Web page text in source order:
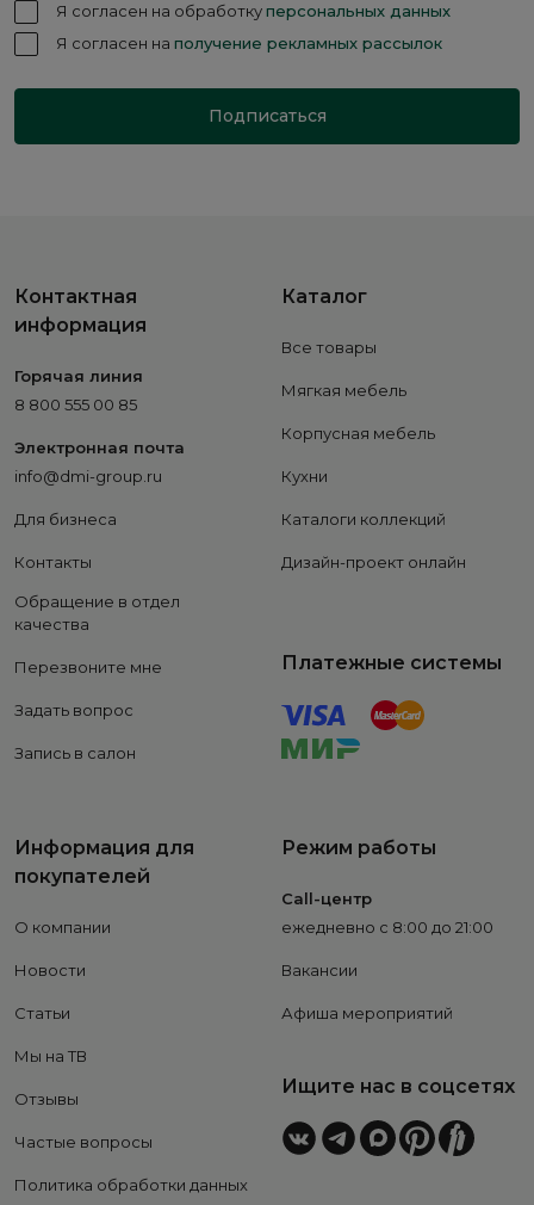
Я согласен на обработкуперсональных данных
Я согласен на получение рекламных рассылок
Подписаться
Контактная
информация
Горячая линия
8 800 555 00 85
Электронная почта
info@dmi-group.ru
Для бизнеса
Контакты
Обращение в отдел
качества
Перезвоните мне
Задать вопрос
Запись в салон
Каталог
Все товары
Мягкая мебель
Корпусная мебель
Кухни
Каталоги коллекций
Дизайн-проект онлайн
Платежные системы
Информация для
покупателей
О компании
Новости
Статьи
Мы на ТВ
Отзывы
Частые вопросы
Политика обработки данных
Режим работы
Call-центр
ежедневно с 8:00 до 21:00
Вакансии
Афиша мероприятий
Ищите нас в соцсетях